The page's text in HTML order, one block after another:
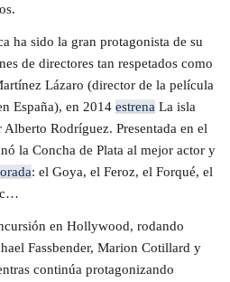
ha sido la gran protagonista de su
de directores tan respetados como
Lázaro (director de la película
España), en 2014 estrena La isla
Rodríguez. Presentada en el
la Concha de Plata al mejor actor y
: el Goya, el Feroz, el Forqué, el
en Hollywood, rodando
Fassbender, Marion Cotillard y
continúa protagonizando